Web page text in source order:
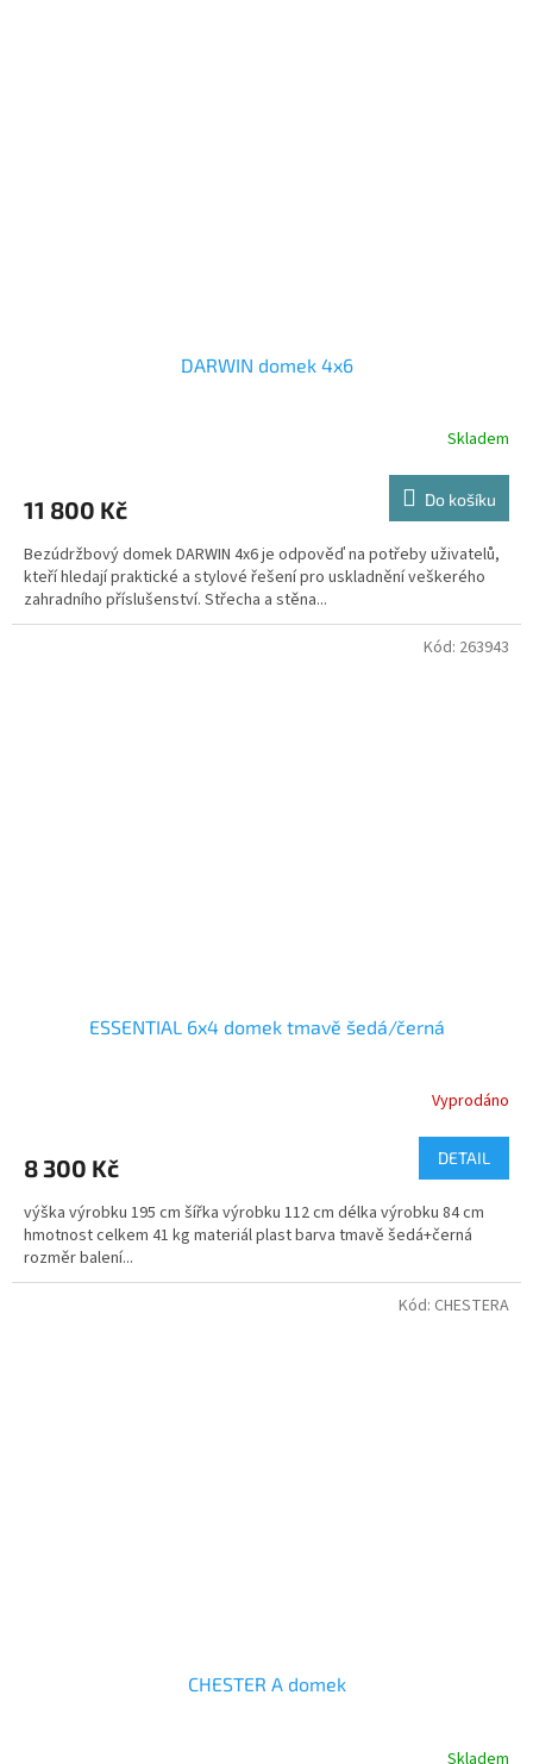
DARWIN domek 4x6
Skladem
11 800 Kč Do košíku
Bezúdržbový domek DARWIN 4x6 je odpověď na potřeby uživatelů,
kteří hledají praktické a stylové řešení pro uskladnění veškerého
zahradního příslušenství. Střecha a stěna...
ESSENTIAL 6x4 domek tmavě šedá/černá
Vyprodáno
8 300 Kč DETAIL
výška výrobku 195 cm šířka výrobku 112 cm délka výrobku 84 cm
hmotnost celkem 41 kg materiál plast barva tmavě šedá+černá
rozměr balení...
Kód: 263943
CHESTER A domek
Skladem
Kód: CHESTERA